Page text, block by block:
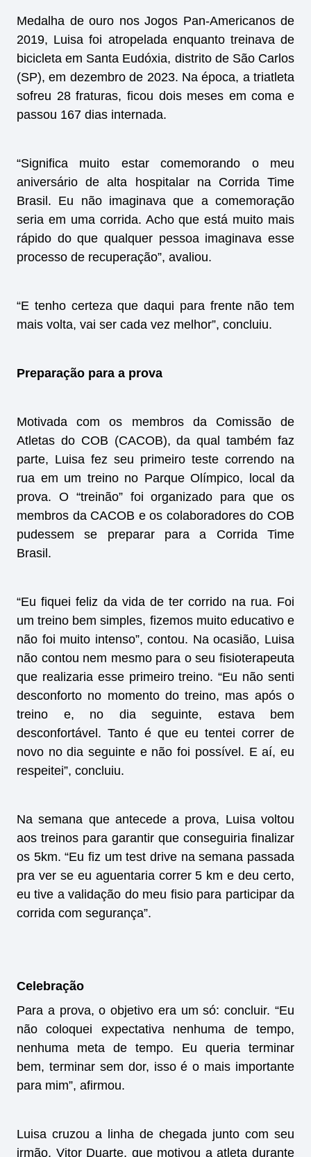
Medalha de ouro nos Jogos Pan-Americanos de
2019, Luisa foi atropelada enquanto treinava de
bicicleta em Santa Eudóxia, distrito de São Carlos
(SP), em dezembro de 2023. Na época, a triatleta
sofreu 28 fraturas, ficou dois meses em coma e
passou 167 dias internada.
“Significa muito estar comemorando o meu
aniversário de alta hospitalar na Corrida Time
Brasil. Eu não imaginava que a comemoração
seria em uma corrida. Acho que está muito mais
rápido do que qualquer pessoa imaginava esse
processo de recuperação”, avaliou.
“E tenho certeza que daqui para frente não tem
mais volta, vai ser cada vez melhor”, concluiu.
Preparação para a prova
Motivada com os membros da Comissão de
Atletas do COB (CACOB), da qual também faz
parte, Luisa fez seu primeiro teste correndo na
rua em um treino no Parque Olímpico, local da
prova. O “treinão” foi organizado para que os
membros da CACOB e os colaboradores do COB
pudessem se preparar para a Corrida Time
Brasil.
“Eu fiquei feliz da vida de ter corrido na rua. Foi
um treino bem simples, fizemos muito educativo e
não foi muito intenso”, contou. Na ocasião, Luisa
não contou nem mesmo para o seu fisioterapeuta
que realizaria esse primeiro treino. “Eu não senti
desconforto no momento do treino, mas após o
treino e, no dia seguinte, estava bem
desconfortável. Tanto é que eu tentei correr de
novo no dia seguinte e não foi possível. E aí, eu
respeitei”, concluiu.
Na semana que antecede a prova, Luisa voltou
aos treinos para garantir que conseguiria finalizar
os 5km. “Eu fiz um test drive na semana passada
pra ver se eu aguentaria correr 5 km e deu certo,
eu tive a validação do meu fisio para participar da
corrida com segurança”.
Celebração
Para a prova, o objetivo era um só: concluir. “Eu
não coloquei expectativa nenhuma de tempo,
nenhuma meta de tempo. Eu queria terminar
bem, terminar sem dor, isso é o mais importante
para mim”, afirmou.
Luisa cruzou a linha de chegada junto com seu
irmão, Vitor Duarte, que motivou a atleta durante